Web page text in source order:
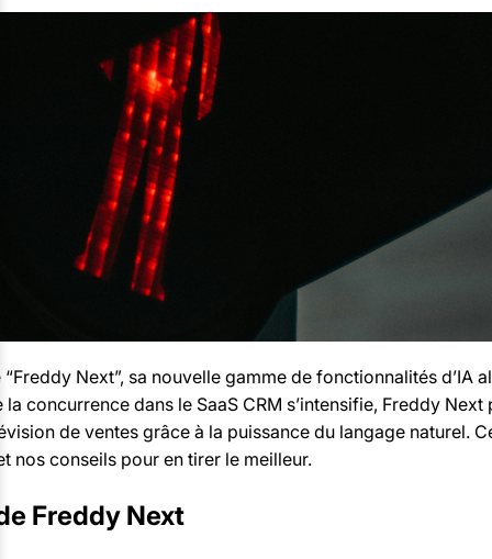
Next”, sa nouvelle gamme de fonctionnalités d’IA
concurrence dans le SaaS CRM s’intensifie, Freddy
de ventes grâce à la puissance du langage naturel.
nos conseils pour en tirer le meilleur.
Freddy Next